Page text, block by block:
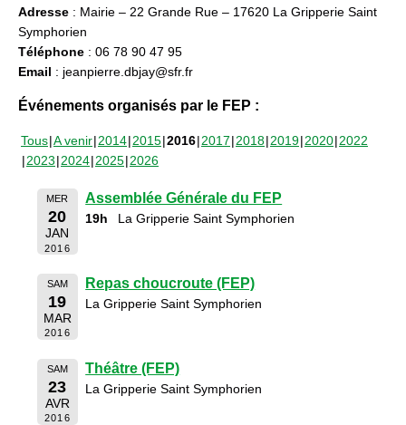
Adresse : Mairie – 22 Grande Rue – 17620 La Gripperie Saint
Symphorien
Téléphone : 06 78 90 47 95
Email : jeanpierre.dbjay@sfr.fr
Événements organisés par le FEP :
Tous A venir 2014 2015 2016 2017 2018 2019 2020 2022
2023 2024 2025 2026
MER
20
JAN
2016
Assemblée Générale du FEP
19h La Gripperie Saint Symphorien
SAM
19
MAR
2016
Repas choucroute (FEP)
La Gripperie Saint Symphorien
SAM
23
AVR
2016
Théâtre (FEP)
La Gripperie Saint Symphorien